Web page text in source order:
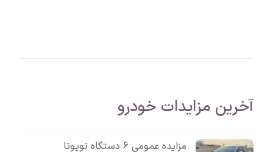
آخرین مزایدات خودرو
مزایده عمومی 6 دستگاه تویوتا